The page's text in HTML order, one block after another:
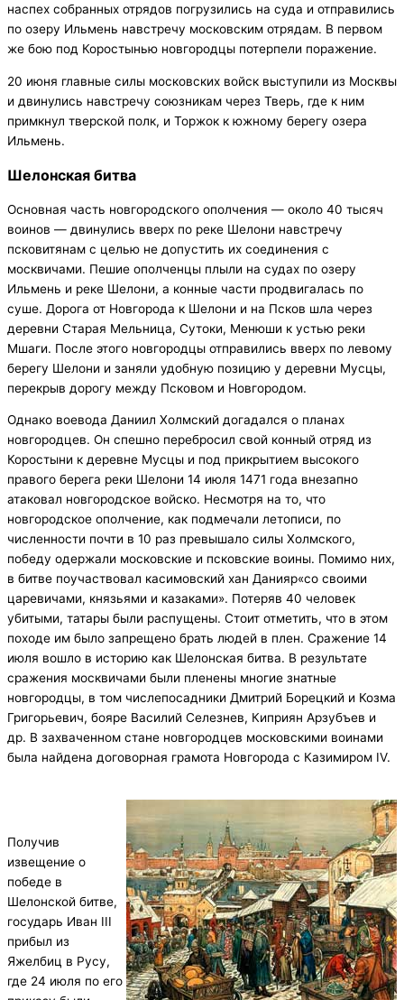
наспех собранных отрядов погрузились на суда и отправились
по озеру Ильмень навстречу московским отрядам. В первом
же бою под Коростынью новгородцы потерпели поражение.
20 июня главные силы московских войск выступили из Москвы
и двинулись навстречу союзникам через Тверь, где к ним
примкнул тверской полк, и Торжок к южному берегу озера
Ильмень.
Шелонская битва
Основная часть новгородского ополчения — около 40 тысяч
воинов — двинулись вверх по реке Шелони навстречу
псковитянам с целью не допустить их соединения с
москвичами. Пешие ополченцы плыли на судах по озеру
Ильмень и реке Шелони, а конные части продвигалась по
суше. Дорога от Новгорода к Шелони и на Псков шла через
деревни Старая Мельница, Сутоки, Менюши к устью реки
Мшаги. После этого новгородцы отправились вверх по левому
берегу Шелони и заняли удобную позицию у деревни Мусцы,
перекрыв дорогу между Псковом и Новгородом.
Однако воевода Даниил Холмский догадался о планах
новгородцев. Он спешно перебросил свой конный отряд из
Коростыни к деревне Мусцы и под прикрытием высокого
правого берега реки Шелони 14 июля 1471 года внезапно
атаковал новгородское войско. Несмотря на то, что
новгородское ополчение, как подмечали летописи, по
численности почти в 10 раз превышало силы Холмского,
победу одержали московские и псковские воины. Помимо них,
в битве поучаствовал касимовский хан Данияр«со своими
царевичами, князьями и казаками». Потеряв 40 человек
убитыми, татары были распущены. Стоит отметить, что в этом
походе им было запрещено брать людей в плен. Сражение 14
июля вошло в историю как Шелонская битва. В результате
сражения москвичами были пленены многие знатные
новгородцы, в том числепосадники Дмитрий Борецкий и Козма
Григорьевич, бояре Василий Селезнев, Киприян Арзубъев и
др. В захваченном стане новгородцев московскими воинами
была найдена договорная грамота Новгорода с Казимиром IV.
Получив
извещение о
победе в
Шелонской битве,
государь Иван III
прибыл из
Яжелбиц в Русу,
где 24 июля по его